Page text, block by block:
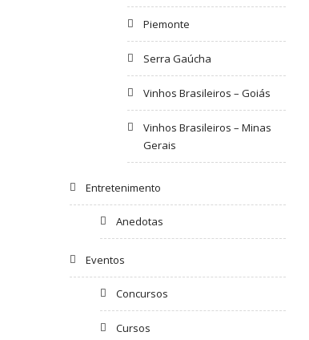
Piemonte
Serra Gaúcha
Vinhos Brasileiros – Goiás
Vinhos Brasileiros – Minas
Gerais
Entretenimento
Anedotas
Eventos
Concursos
Cursos